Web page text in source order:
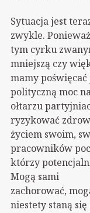
Sytuacja jest
zwykle.
tym cyrku
mniejszą czy
mamy
polityczną moc
ołtarzu
ryzykować
życiem swoim,
pracowników
którzy
Mogą sami
zachorować,
niestety staną się